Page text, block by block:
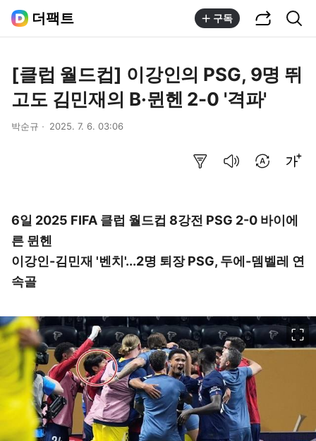
더팩트 구독
[클럽 월드컵] 이강인의 PSG, 9명 뛰
고도 김민재의 B·뮌헨 2-0 '격파'
박순규 2025. 7. 6. 03:06
6일 2025 FIFA 클럽 월드컵 8강전 PSG 2-0 바이에
른 뮌헨
이강인-김민재 '벤치'...2명 퇴장 PSG, 두에-뎀벨레 연
속골